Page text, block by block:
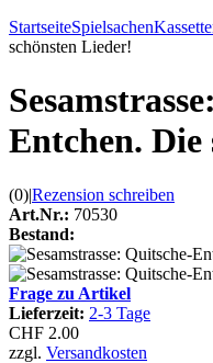
StartseiteSpielsachen
schönsten Lieder!
Entchen. Die
(0)|Rezension schreiben
Art.Nr.: 70530
Bestand:
Frage zu Artikel
Lieferzeit: 2-3 Tage
CHF 2.00
zzgl. Versandkosten